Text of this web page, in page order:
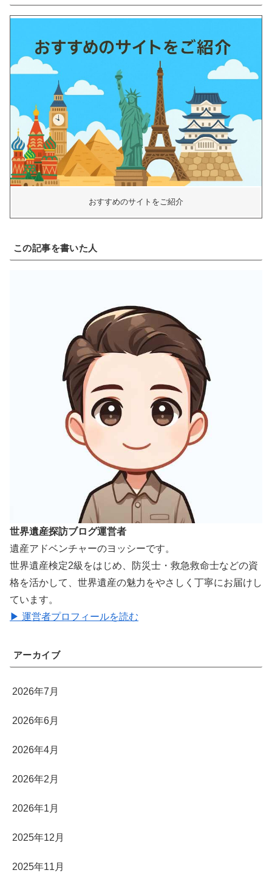
おすすめのサイトをご紹介
この記事を書いた人
世界遺産探訪ブログ運営者
遺産アドベンチャーのヨッシーです。
世界遺産検定2級をはじめ、防災士・救急救命士などの資
格を活かして、世界遺産の魅力をやさしく丁寧にお届けし
ています。
▶ 運営者プロフィールを読む
アーカイブ
2026年7月
2026年6月
2026年4月
2026年2月
2026年1月
2025年12月
2025年11月